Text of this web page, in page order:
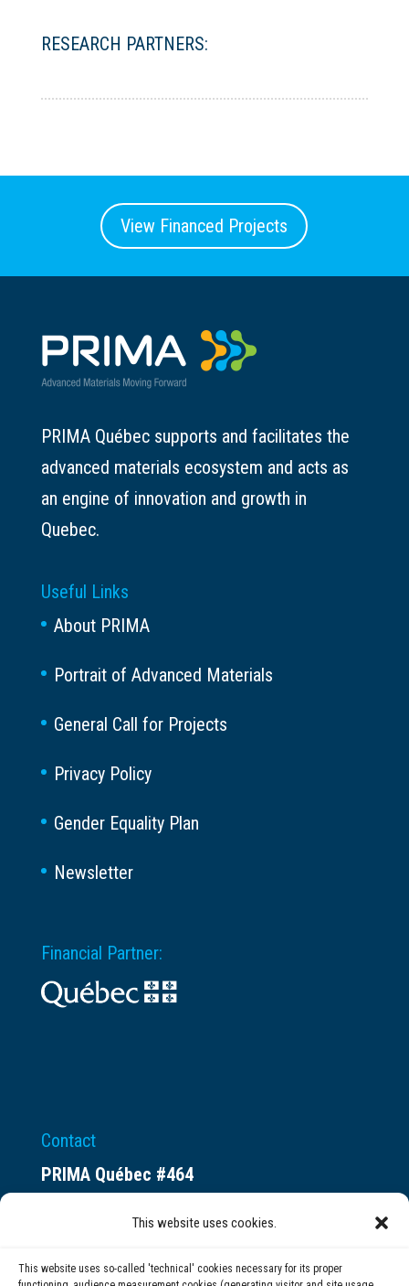
This website uses cookies.
This website uses so-called 'technical' cookies necessary for its proper
RESEARCH PARTNERS:
View Financed Projects
PRIMA Québec supports and facilitates the
advanced materials ecosystem and acts as
an engine of innovation and growth in
Quebec.
Useful Links
About PRIMA
Portrait of Advanced Materials
General Call for Projects
Privacy Policy
Gender Equality Plan
Newsletter
Financial Partner:
Contact
PRIMA Québec #464
Montréal (QC) H3C 0B4